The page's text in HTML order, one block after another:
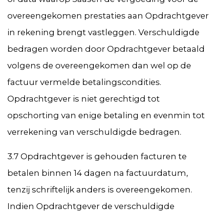
overeengekomen prestaties aan Opdrachtgever
in rekening brengt vastleggen. Verschuldigde
bedragen worden door Opdrachtgever betaald
volgens de overeengekomen dan wel op de
factuur vermelde betalingscondities.
Opdrachtgever is niet gerechtigd tot
opschorting van enige betaling en evenmin tot
verrekening van verschuldigde bedragen.
3.7 Opdrachtgever is gehouden facturen te
betalen binnen 14 dagen na factuurdatum,
tenzij schriftelijk anders is overeengekomen.
Indien Opdrachtgever de verschuldigde